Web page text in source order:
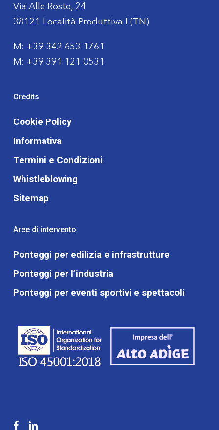
Via Alle Roste, 24
38121 Località Produttiva I (TN)
M: +39 342 653 1761
M: +39 391 121 0531
Credits
Cookie Policy
Informativa
Termini e Condizioni
Whistleblowing
Sitemap
Aree di intervento
Ponteggi per edilizia e infrastrutture
Ponteggi per l’industria
Ponteggi per eventi sportivi e spettacoli
facebooklinkedin